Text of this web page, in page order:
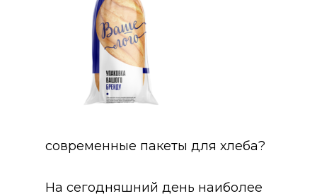
современные пакеты для хлеба?
На сегодняшний день наиболее